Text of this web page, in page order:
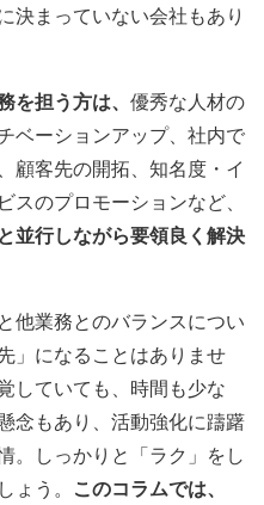
決まっていない会社もあり
を担う方は、 優秀な人材の
ベーションアップ、社内で
顧客先の開拓、知名度・イ
スのプロモーションなど、
並行しながら要領良く解決
他業務とのバランスについ
」になることはありませ
していても、時間も少な
念もあり、活動強化に躊躇
。しっかりと「ラク」をし
ょう。 このコラムでは、